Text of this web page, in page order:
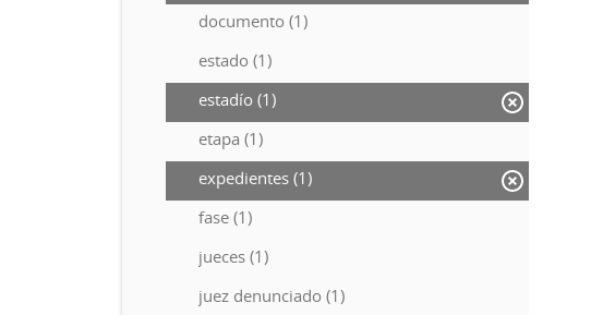
documento (1)
estado (1)
estadío (1)
etapa (1)
expedientes (1)
fase (1)
jueces (1)
juez denunciado (1)